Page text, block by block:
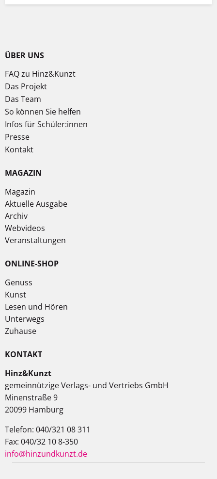
ÜBER UNS
FAQ zu Hinz&Kunzt
Das Projekt
Das Team
So können Sie helfen
Infos für Schüler:innen
Presse
Kontakt
MAGAZIN
Magazin
Aktuelle Ausgabe
Archiv
Webvideos
Veranstaltungen
ONLINE-SHOP
Genuss
Kunst
Lesen und Hören
Unterwegs
Zuhause
KONTAKT
Hinz&Kunzt
gemeinnützige Verlags- und Vertriebs GmbH
Minenstraße 9
20099 Hamburg
Telefon: 040/321 08 311
Fax: 040/32 10 8-350
info@hinzundkunzt.de